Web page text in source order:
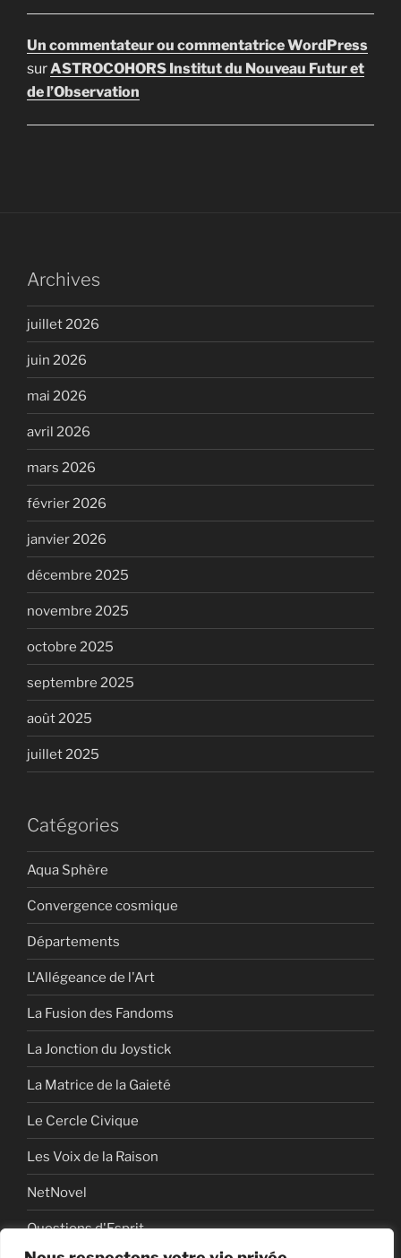
Un commentateur ou commentatrice WordPress
surASTROCOHORS Institut du Nouveau Futur et
de l’Observation
Archives
juillet 2026
juin 2026
mai 2026
avril 2026
mars 2026
février 2026
janvier 2026
décembre 2025
novembre 2025
octobre 2025
septembre 2025
août 2025
juillet 2025
Catégories
Aqua Sphère
Convergence cosmique
Départements
L'Allégeance de l'Art
La Fusion des Fandoms
La Jonction du Joystick
La Matrice de la Gaieté
Le Cercle Civique
Les Voix de la Raison
NetNovel
Questions d'Esprit